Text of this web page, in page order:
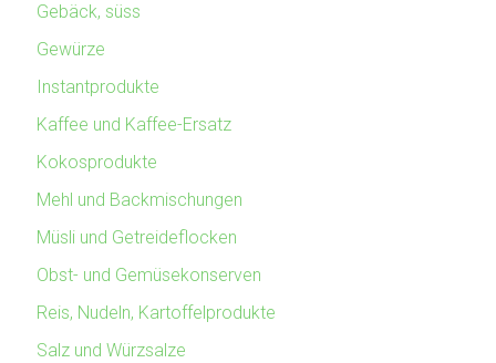
Gebäck, süss
Gewürze
Instantprodukte
Kaffee und Kaffee-Ersatz
Kokosprodukte
Mehl und Backmischungen
Müsli und Getreideflocken
Obst- und Gemüsekonserven
Reis, Nudeln, Kartoffelprodukte
Salz und Würzsalze